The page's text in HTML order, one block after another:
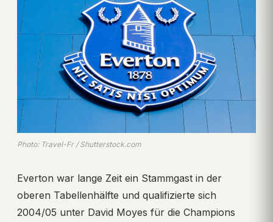
Photo: Travel-Fr / Shutterstock.com
Everton war lange Zeit ein Stammgast in der
oberen Tabellenhälfte und qualifizierte sich
2004/05 unter David Moyes für die Champions